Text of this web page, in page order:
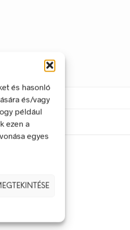
és hasonló
és/vagy
például
ezen a
egyes